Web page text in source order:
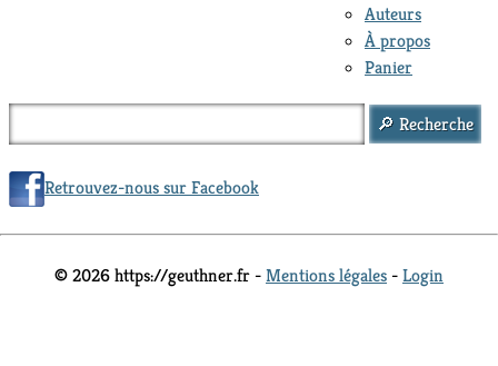
Auteurs
À propos
Panier
Retrouvez-nous sur Facebook
© 2026 https://geuthner.fr -Mentions légales -Login